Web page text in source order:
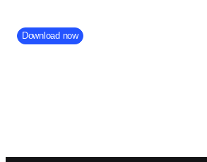
Company Division
Download now